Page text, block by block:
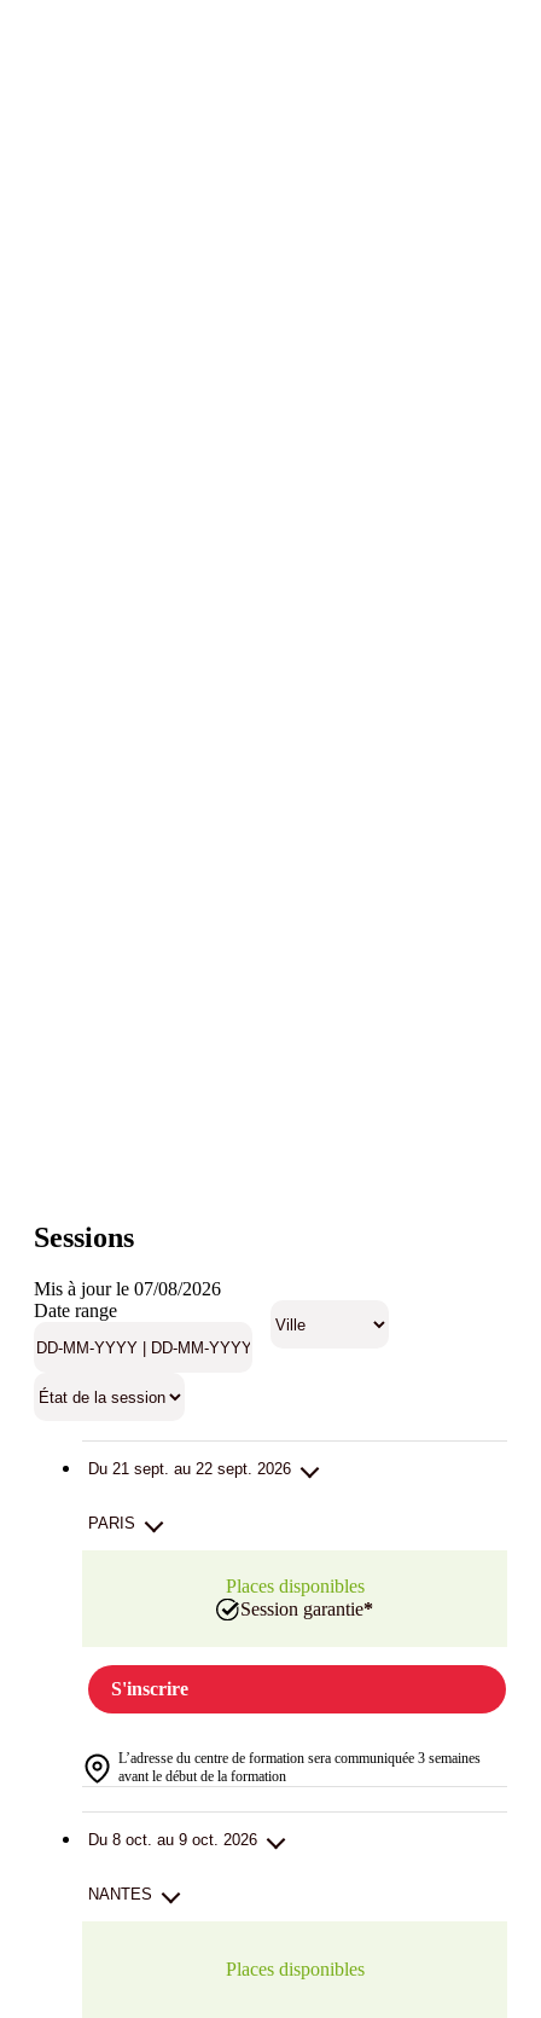
Sessions
Mis à jour le 07/08/2026
Date range
Du 21 sept. au 22 sept. 2026
PARIS
Places disponibles
Session garantie*
S'inscrire
L’adresse du centre de formation sera communiquée 3 semaines
avant le début de la formation
Du 8 oct. au 9 oct. 2026
NANTES
Places disponibles